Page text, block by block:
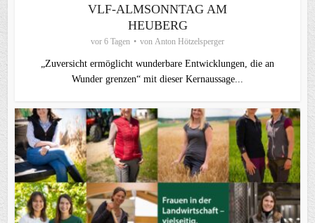
VLF-ALMSONNTAG AM
HEUBERG
vor 6 Tagen von Anton Hötzelsperger
„Zuversicht ermöglicht wunderbare Entwicklungen, die an
Wunder grenzen“ mit dieser Kernaussage...